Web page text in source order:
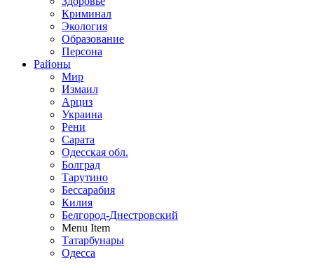
Криминал
Экология
Образование
Персона
Районы
Мир
Измаил
Арциз
Украина
Рени
Сарата
Одесская обл.
Болград
Тарутино
Бессарабия
Килия
Белгород-Днестровский
Menu Item
Татарбунары
Одесса